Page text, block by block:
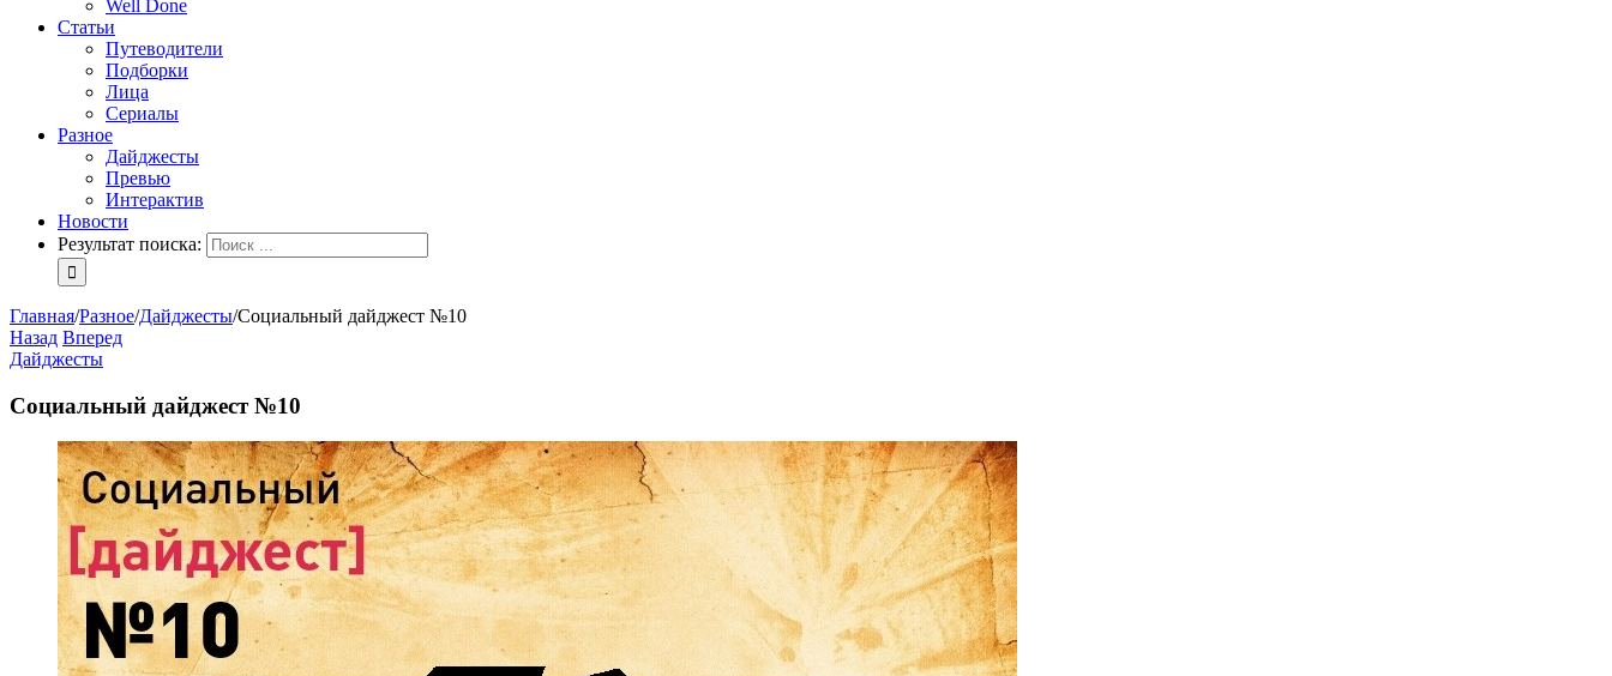
Well Done
Статьи
Путеводители
Подборки
Лица
Сериалы
Разное
Дайджесты
Превью
Интерактив
Новости
Результат поиска:
Главная/Разное/Дайджесты/Социальный дайджест №10
Назад Вперед
Дайджесты
Социальный дайджест №10